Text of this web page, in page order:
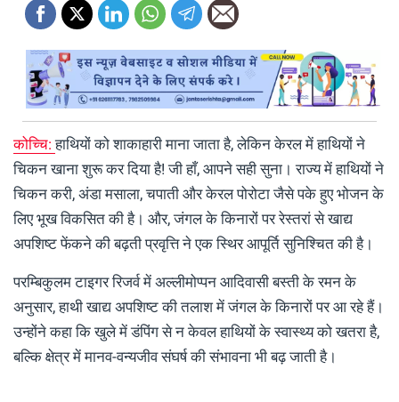
कोच्चि:हाथियों को शाकाहारी माना जाता है, लेकिन केरल में हाथियों ने
चिकन खाना शुरू कर दिया है! जी हाँ, आपने सही सुना। राज्य में हाथियों ने
चिकन करी, अंडा मसाला, चपाती और केरल पोरोटा जैसे पके हुए भोजन के
लिए भूख विकसित की है। और, जंगल के किनारों पर रेस्तरां से खाद्य
अपशिष्ट फेंकने की बढ़ती प्रवृत्ति ने एक स्थिर आपूर्ति सुनिश्चित की है।
परम्बिकुलम टाइगर रिजर्व में अल्लीमोप्पन आदिवासी बस्ती के रमन के
अनुसार, हाथी खाद्य अपशिष्ट की तलाश में जंगल के किनारों पर आ रहे हैं।
उन्होंने कहा कि खुले में डंपिंग से न केवल हाथियों के स्वास्थ्य को खतरा है,
बल्कि क्षेत्र में मानव-वन्यजीव संघर्ष की संभावना भी बढ़ जाती है।